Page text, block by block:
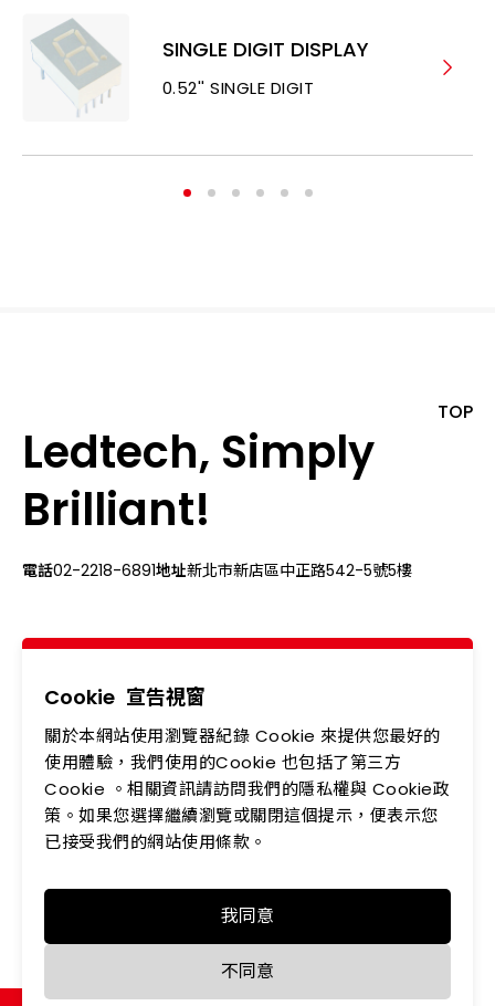
SINGLE DIGIT DISPLAY
0.52'' SINGLE DIGIT
Ledtech, Simply
Brilliant!
電話02-2218-6891地址新北市新店區中正路542-5號5樓
TOP
關於我們
最新消息
產品專區
投資人專區
企業永續
會員中心
聯絡我們
人力資源
隱私權政策
Copyright © LEDTECH. All rights reserved. Designed by
Cookie 宣告視窗
關於本網站使用瀏覽器紀錄 Cookie 來提供您最好的
使用體驗，我們使用的Cookie 也包括了第三方
Cookie 。相關資訊請訪問我們的隱私權與 Cookie政
策。如果您選擇繼續瀏覽或關閉這個提示，便表示您
已接受我們的網站使用條款。
我同意
不同意